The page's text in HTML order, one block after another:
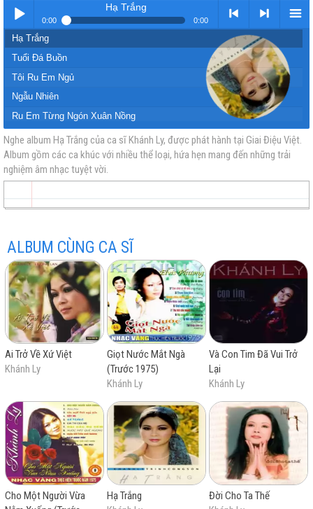
Nhạc
vàng
trữ
tình
Hạ Trắng
0:00 0:00
< Kho
nhạc
trực
tuyến
>
Nhạc
chất
cao
Kho
nhạc
miễn
Hạ Trắng
Tuổi Đá Buồn
Tôi Ru Em Ngủ
Ngẫu Nhiên
Ru Em Từng Ngón Xuân Nồng
Phúc Âm Buồn
Cuối Cùng Cho Một Tình Yêu
Chiều Một Mình Qua Phố
Nghe Những Tàn Phai
Phôi Pha
Rừng Xưa Đã Khép
Nghe album Hạ Trắng của ca sĩ Khánh Ly, được phát hành tại Giai Điệu Việt.
Album gồm các ca khúc với nhiều thể loại, hứa hẹn mang đến những trải
nghiệm âm nhạc tuyệt vời.
ALBUM CÙNG CA SĨ
Ai Trở Về Xứ Việt
Khánh Ly
Giọt Nước Mắt Ngà
(Trước 1975)
Khánh Ly
Và Con Tim Đã Vui Trở
Lại
Khánh Ly
Cho Một Người Vừa
Hạ Trắng
Đời Cho Ta Thế